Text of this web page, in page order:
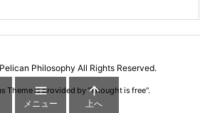
Pelican Philosophy All Rights Reserved.
Theme is provided by "Thought is free".

メニュー

上へ